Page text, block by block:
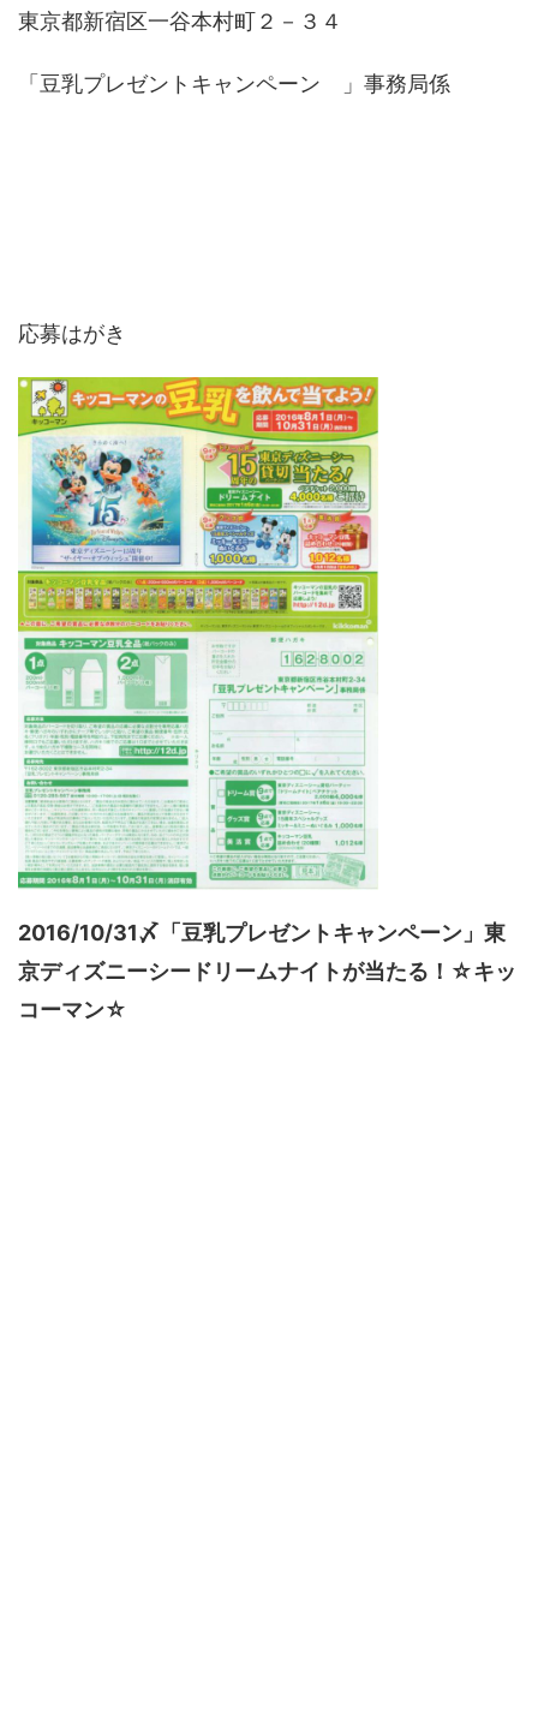
東京都新宿区一谷本村町２－３４
「豆乳プレゼントキャンペーン 」事務局係
応募はがき
2016/10/31〆「豆乳プレゼントキャンペーン」東
京ディズニーシードリームナイトが当たる！☆キッ
コーマン☆